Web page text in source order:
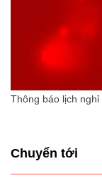
Thông báo lịch
Chuyển tới